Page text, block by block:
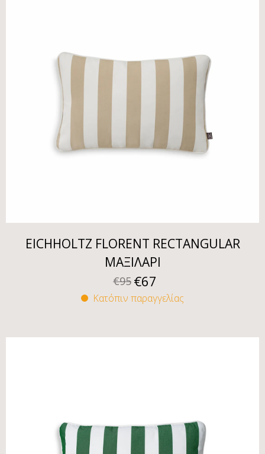
EICHHOLTZ FLORENT RECTANGULAR
ΜΑΞΙΛΑΡΙ
€95 €67
Κατόπιν παραγγελίας